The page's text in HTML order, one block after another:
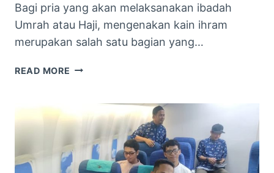
Bagi pria yang akan melaksanakan ibadah
Umrah atau Haji, mengenakan kain ihram
merupakan salah satu bagian yang…
READ MORE CARA
IHRAM
YANG
AMAN
DAN